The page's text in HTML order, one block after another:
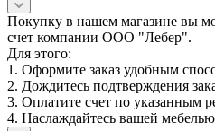
Покупку в нашем магазине вы
счет компании ООО "Лебер".
Для этого:
1. Оформите заказ удобным
2. Дождитесь подтверждения
3. Оплатите счет по указанным
4. Наслаждайтесь вашей мебелью